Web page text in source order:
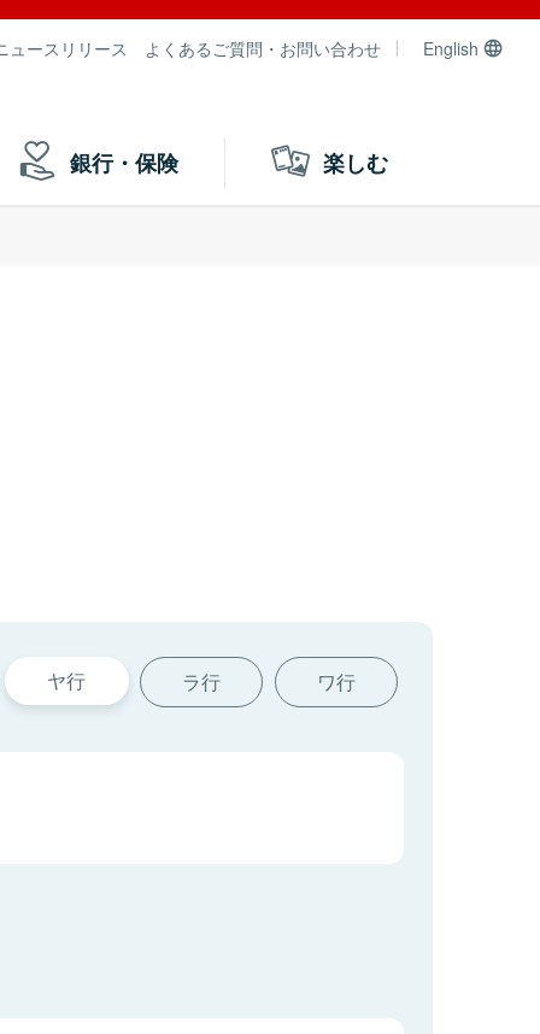
ュースリリース よくあるご質問・お問い合わせ English
銀行・保険 楽しむ
ヤ行 ラ行 ワ行